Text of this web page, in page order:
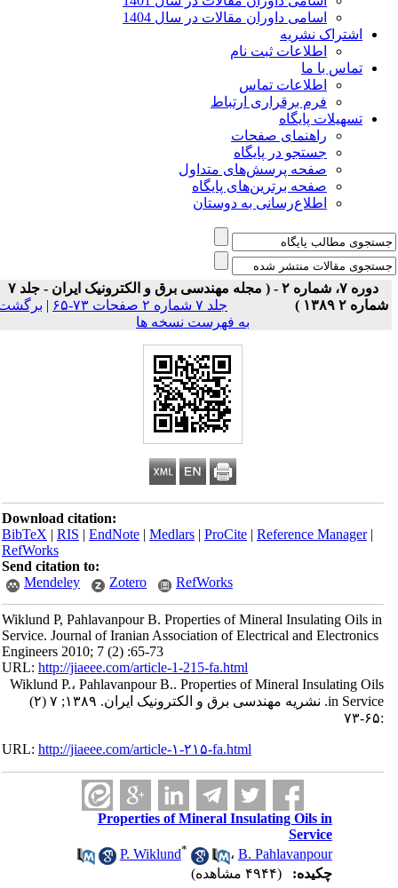
اسامی داوران مقالات در سال 1404
اشتراک نشریه
اطلاعات ثبت نام
تماس با ما
اطلاعات تماس
فرم برقراری ارتباط
تسهیلات پایگاه
راهنمای صفحات
جستجو در پایگاه
صفحه پرسش‌های متداول
صفحه برترین‌های پایگاه
اطلاع‌رسانی به دوستان
دوره ۷، شماره ۲ - ( مجله مهندسی برق و الکترونیک ایران - جلد ۷
شماره ۲ ۱۳۸۹ )
جلد ۷ شماره ۲ صفحات ۷۳-۶۵ | برگشت
به فهرست نسخه ها
Download citation:
BibTeX|RIS|EndNote|Medlars|ProCite|Reference Manager
RefWorks
Send citation to:
Mendeley
Zotero RefWorks
Wiklund P, Pahlavanpour B. Properties of Mineral Insulating Oils in
Service. Journal of Iranian Association of Electrical and Electronics
Engineers 2010; 7 (2) :65-73
URL:http://jiaeee.com/article-1-215-fa.html
Wiklund P.، Pahlavanpour B.. Properties of Mineral Insulating Oils
in Service. نشریه مهندسی برق و الکترونیک ایران. ۱۳۸۹; ۷ (۲)
URL:http://jiaeee.com/article-۱-۲۱۵-fa.html
Properties of Mineral Insulating Oils in
Service
P. Wiklund* ،B. Pahlavanpour
چکیده: